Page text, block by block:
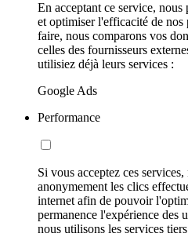
En acceptant ce service,
et optimiser l'efficacité de
faire, nous comparons vos
celles des fournisseurs
utilisiez déjà leurs services :
Google Ads
Performance
Si vous acceptez ces
anonymement les clics
internet afin de pouvoir
permanence l'expérience des
nous utilisons les services